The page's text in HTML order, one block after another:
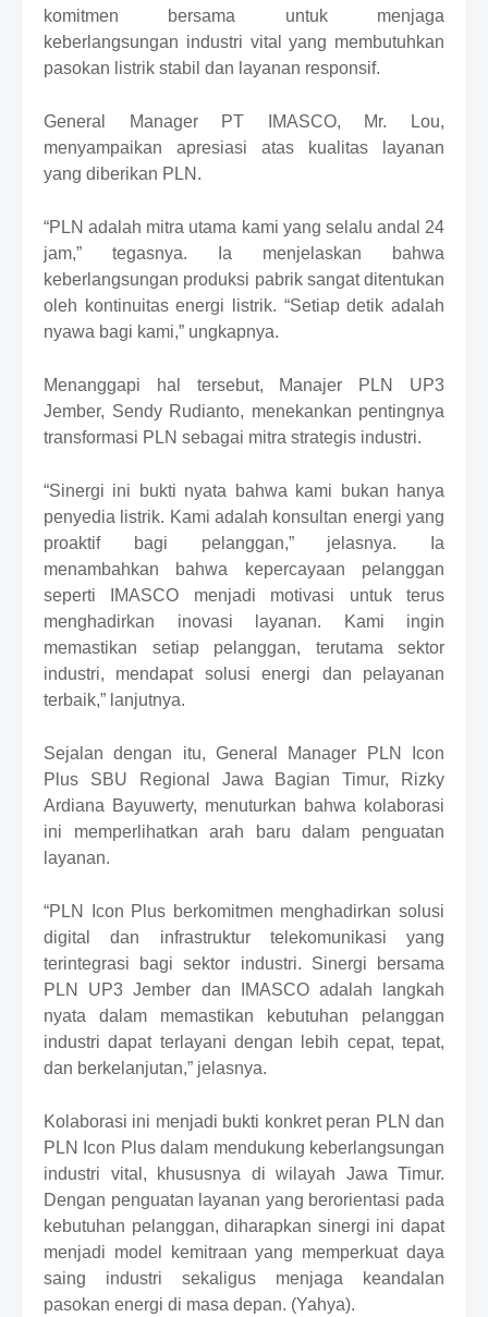
komitmen bersama untuk menjaga
keberlangsungan industri vital yang membutuhkan
pasokan listrik stabil dan layanan responsif.
General Manager PT IMASCO, Mr. Lou,
menyampaikan apresiasi atas kualitas layanan
yang diberikan PLN.
“PLN adalah mitra utama kami yang selalu andal 24
jam,” tegasnya. Ia menjelaskan bahwa
keberlangsungan produksi pabrik sangat ditentukan
oleh kontinuitas energi listrik. “Setiap detik adalah
nyawa bagi kami,” ungkapnya.
Menanggapi hal tersebut, Manajer PLN UP3
Jember, Sendy Rudianto, menekankan pentingnya
transformasi PLN sebagai mitra strategis industri.
“Sinergi ini bukti nyata bahwa kami bukan hanya
penyedia listrik. Kami adalah konsultan energi yang
proaktif bagi pelanggan,” jelasnya. Ia
menambahkan bahwa kepercayaan pelanggan
seperti IMASCO menjadi motivasi untuk terus
menghadirkan inovasi layanan. Kami ingin
memastikan setiap pelanggan, terutama sektor
industri, mendapat solusi energi dan pelayanan
terbaik,” lanjutnya.
Sejalan dengan itu, General Manager PLN Icon
Plus SBU Regional Jawa Bagian Timur, Rizky
Ardiana Bayuwerty, menuturkan bahwa kolaborasi
ini memperlihatkan arah baru dalam penguatan
layanan.
“PLN Icon Plus berkomitmen menghadirkan solusi
digital dan infrastruktur telekomunikasi yang
terintegrasi bagi sektor industri. Sinergi bersama
PLN UP3 Jember dan IMASCO adalah langkah
nyata dalam memastikan kebutuhan pelanggan
industri dapat terlayani dengan lebih cepat, tepat,
dan berkelanjutan,” jelasnya.
Kolaborasi ini menjadi bukti konkret peran PLN dan
PLN Icon Plus dalam mendukung keberlangsungan
industri vital, khususnya di wilayah Jawa Timur.
Dengan penguatan layanan yang berorientasi pada
kebutuhan pelanggan, diharapkan sinergi ini dapat
menjadi model kemitraan yang memperkuat daya
saing industri sekaligus menjaga keandalan
pasokan energi di masa depan. (Yahya).